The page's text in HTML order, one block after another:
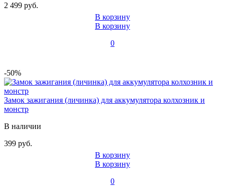
2 499 руб.
В корзину
В корзину
0
-50%
Замок зажигания (личинка) для аккумулятора колхозник и
монстр
В наличии
399 руб.
В корзину
В корзину
0